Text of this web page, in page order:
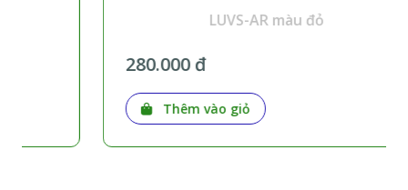
LUVS-AR màu đỏ
280.000 đ
Thêm vào giỏ